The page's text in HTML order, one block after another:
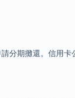
分期攤還。信用卡